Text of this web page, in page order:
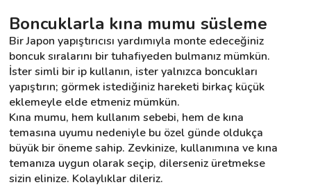
Boncuklarla kına mumu süsleme
Bir Japon yapıştırıcısı yardımıyla monte edeceğiniz
boncuk sıralarını bir tuhafiyeden bulmanız mümkün.
İster simli bir ip kullanın, ister yalnızca boncukları
yapıştırın; görmek istediğiniz hareketi birkaç küçük
eklemeyle elde etmeniz mümkün.
Kına mumu, hem kullanım sebebi, hem de kına
temasına uyumu nedeniyle bu özel günde oldukça
büyük bir öneme sahip. Zevkinize, kullanımına ve kına
temanıza uygun olarak seçip, dilerseniz üretmekse
sizin elinize. Kolaylıklar dileriz.